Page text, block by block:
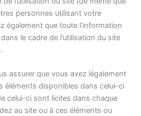
personnes utilisant votre
également que toute l’information
le cadre de l’utilisation du site
assurer que vous avez légalement
éléments disponibles dans celui-ci
celui-ci sont licites dans chaque
au site ou à ces éléments ou